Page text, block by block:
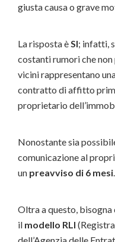
giusta causa o grave
La risposta è SI; infatti,
costanti rumori che
vicini rappresentano
contratto di affitto
proprietario
Nonostante sia
comunicazione al
un preavviso di 6 mesi
Oltra a questo,
il modello RLI
dell’Agenzia delle